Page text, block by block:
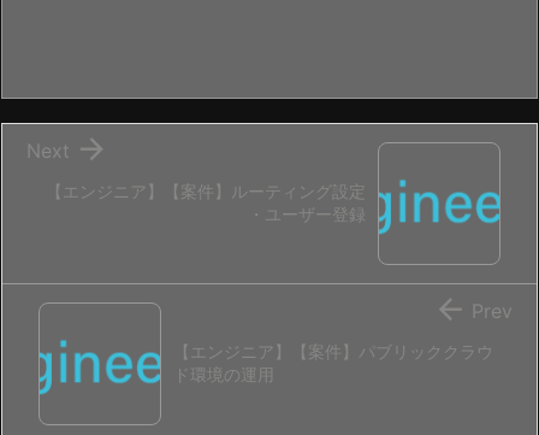
【エンジニア】【案件】ルーティング設定
・ユーザー登録

Next
【エンジニア】【案件】パブリッククラウ
ド環境の運用
 Prev